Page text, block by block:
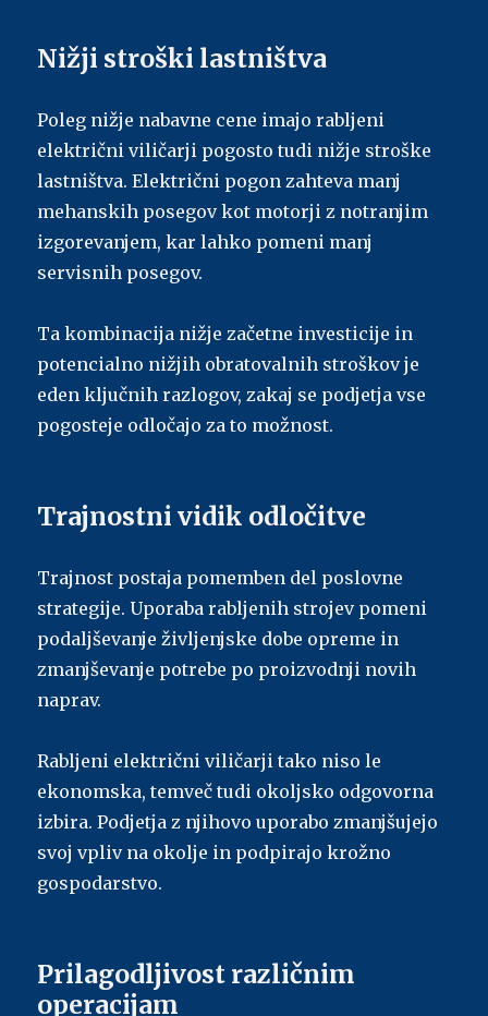
Nižji stroški lastništva
Poleg nižje nabavne cene imajo rabljeni
električni viličarji pogosto tudi nižje stroške
lastništva. Električni pogon zahteva manj
mehanskih posegov kot motorji z notranjim
izgorevanjem, kar lahko pomeni manj
servisnih posegov.
Ta kombinacija nižje začetne investicije in
potencialno nižjih obratovalnih stroškov je
eden ključnih razlogov, zakaj se podjetja vse
pogosteje odločajo za to možnost.
Trajnostni vidik odločitve
Trajnost postaja pomemben del poslovne
strategije. Uporaba rabljenih strojev pomeni
podaljševanje življenjske dobe opreme in
zmanjševanje potrebe po proizvodnji novih
naprav.
Rabljeni električni viličarji tako niso le
ekonomska, temveč tudi okoljsko odgovorna
izbira. Podjetja z njihovo uporabo zmanjšujejo
svoj vpliv na okolje in podpirajo krožno
gospodarstvo.
Prilagodljivost različnim
operacijam